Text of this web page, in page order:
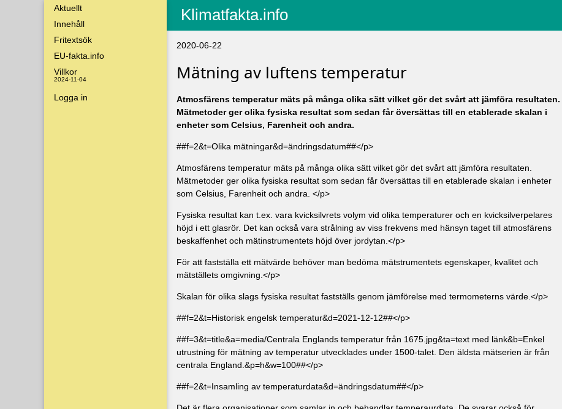
Aktuellt
Innehåll
Fritextsök
EU-fakta.info
Villkor
2024-11-04
Logga in
Klimatfakta.info
2020-06-22
Mätning av luftens temperatur
Atmosfärens temperatur mäts på många olika sätt vilket gör det svårt att jämföra resultaten.
Mätmetoder ger olika fysiska resultat som sedan får översättas till en etablerade skalan i
enheter som Celsius, Farenheit och andra.
##f=2&t=Olika mätningar&d=ändringsdatum##</p>
Atmosfärens temperatur mäts på många olika sätt vilket gör det svårt att jämföra resultaten.
Mätmetoder ger olika fysiska resultat som sedan får översättas till en etablerade skalan i enheter
som Celsius, Farenheit och andra. </p>
Fysiska resultat kan t.ex. vara kvicksilvrets volym vid olika temperaturer och en kvicksilverpelares
höjd i ett glasrör. Det kan också vara strålning av viss frekvens med hänsyn taget till atmosfärens
beskaffenhet och mätinstrumentets höjd över jordytan.</p>
För att fastställa ett mätvärde behöver man bedöma mätstrumentets egenskaper, kvalitet och
mätställets omgivning.</p>
Skalan för olika slags fysiska resultat fastställs genom jämförelse med termometerns värde.</p>
##f=2&t=Historisk engelsk temperatur&d=2021-12-12##</p>
##f=3&t=title&a=media/Centrala Englands temperatur från 1675.jpg&ta=text med länk&b=Enkel
utrustning för mätning av temperatur utvecklades under 1500-talet. Den äldsta mätserien är från
centrala England.&p=h&w=100##</p>
##f=2&t=Insamling av temperaturdata&d=ändringsdatum##</p>